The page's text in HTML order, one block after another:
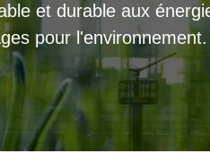
et durable aux
pour l'environnement.